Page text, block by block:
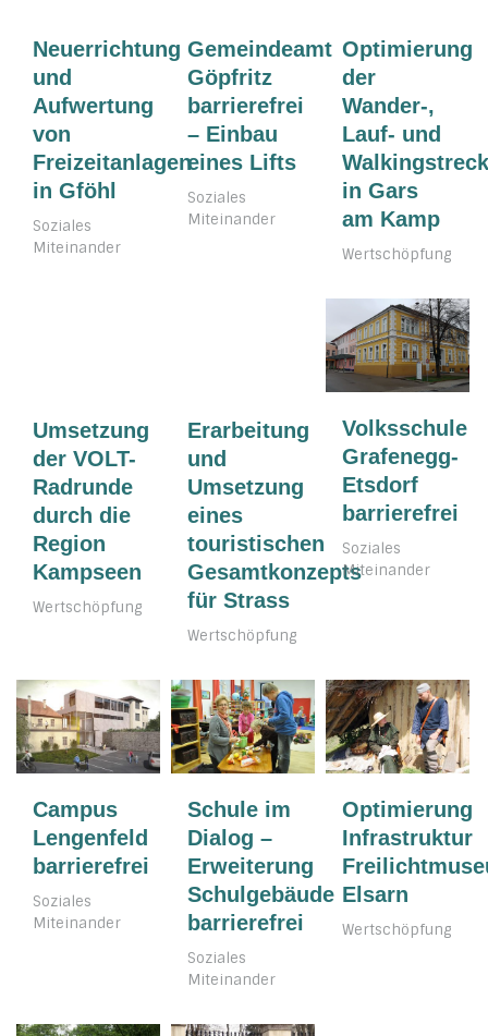
Neuerrichtung
und
Aufwertung
von
Freizeitanlagen
in Gföhl
Soziales
Miteinander
Gemeindeamt
Göpfritz
barrierefrei
– Einbau
eines Lifts
Soziales
Miteinander
Optimierung
der
Wander-,
Lauf- und
in Gars
am Kamp
Wertschöpfung
Umsetzung
der VOLT-
Radrunde
durch die
Region
Kampseen
Wertschöpfung
Erarbeitung
und
Umsetzung
eines
touristischen
Gesamtkonzepts
für Strass
Wertschöpfung
Volksschule
Grafenegg-
Etsdorf
barrierefrei
Soziales
Miteinander
Campus
Lengenfeld
barrierefrei
Soziales
Miteinander
Schule im
Dialog –
Erweiterung
Schulgebäude
barrierefrei
Soziales
Miteinander
Optimierung
Infrastruktur
Elsarn
Wertschöpfung